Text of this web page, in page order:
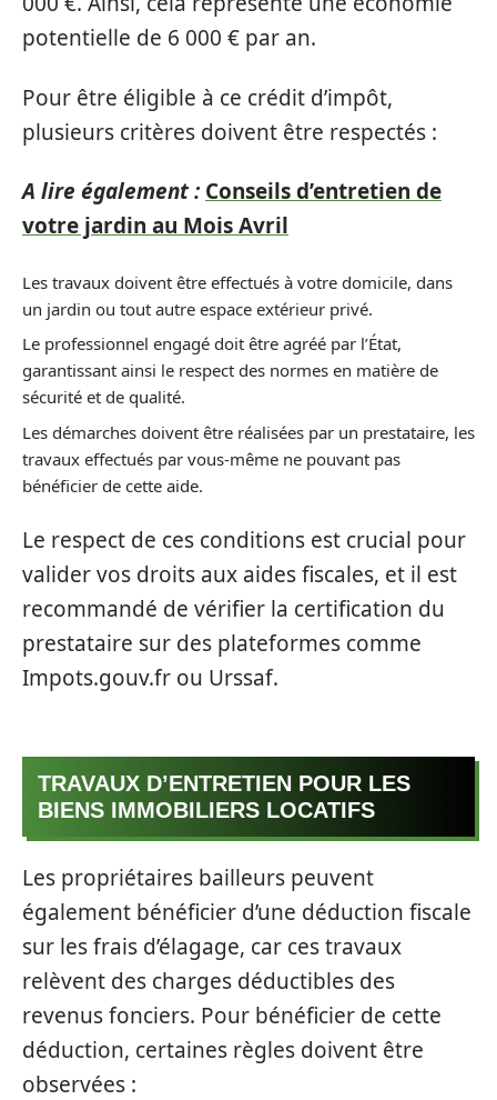
potentielle de 6 000 € par an.
Pour être éligible à ce crédit d’impôt,
plusieurs critères doivent être respectés :
A lire également : Conseils d’entretien de
votre jardin au Mois Avril
Les travaux doivent être effectués à votre domicile, dans
un jardin ou tout autre espace extérieur privé.
Le professionnel engagé doit être agréé par l’État,
garantissant ainsi le respect des normes en matière de
sécurité et de qualité.
Les démarches doivent être réalisées par un prestataire, les
travaux effectués par vous-même ne pouvant pas
bénéficier de cette aide.
Le respect de ces conditions est crucial pour
valider vos droits aux aides fiscales, et il est
recommandé de vérifier la certification du
prestataire sur des plateformes comme
Impots.gouv.fr ou Urssaf.
TRAVAUX D’ENTRETIEN POUR LES
BIENS IMMOBILIERS LOCATIFS
Les propriétaires bailleurs peuvent
également bénéficier d’une déduction fiscale
sur les frais d’élagage, car ces travaux
relèvent des charges déductibles des
revenus fonciers. Pour bénéficier de cette
déduction, certaines règles doivent être
observées :